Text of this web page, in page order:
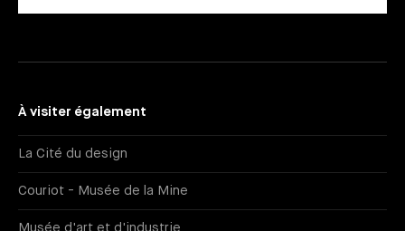
À visiter également
La Cité du design
Couriot - Musée de la Mine
Musée d'art et d'industrie